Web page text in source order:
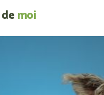
moi